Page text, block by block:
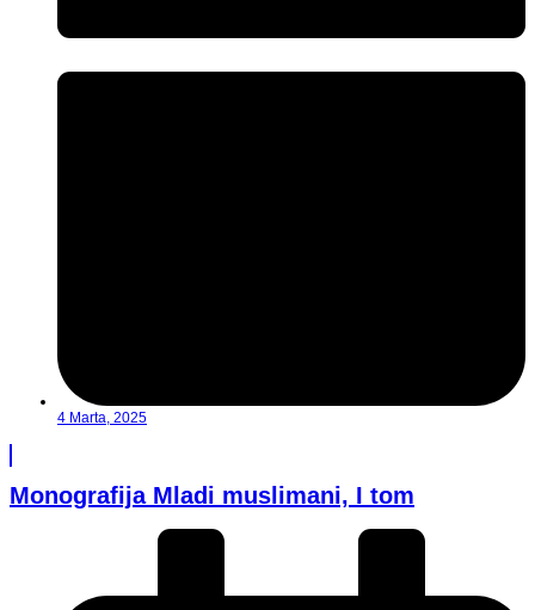
4 Marta, 2025
Monografija Mladi muslimani, I tom